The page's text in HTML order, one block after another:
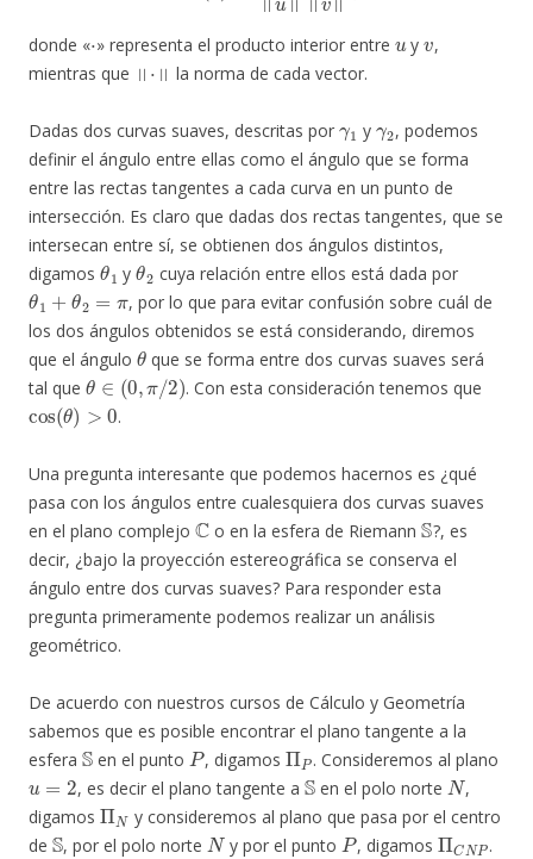
donde « » representa el producto interior entre y ,
mientras que
‖⋅‖
la norma de cada vector.
Dadas dos curvas suaves, descritas por y
, podemos
definir el ángulo entre ellas como el ángulo que se forma
entre las rectas tangentes a cada curva en un punto de
intersección. Es claro que dadas dos rectas tangentes, que se
intersecan entre sí, se obtienen dos ángulos distintos,
digamos
θ 1
y
θ2
cuya relación entre ellos está dada por
θ1+θ2= π
, por lo que para evitar confusión sobre cuál de
los dos ángulos obtenidos se está considerando, diremos
que el ángulo
θ
que se forma entre dos curvas suaves será
tal que
θ∈(0,π /2)
. Con esta consideración tenemos que
cos(θ) > 0
.
Una pregunta interesante que podemos hacernos es ¿qué
pasa con los ángulos entre cualesquiera dos curvas suaves
en el plano complejo
C
o en la esfera de Riemann
S
?, es
decir, ¿bajo la proyección estereográfica se conserva el
ángulo entre dos curvas suaves? Para responder esta
pregunta primeramente podemos realizar un análisis
geométrico.
De acuerdo con nuestros cursos de Cálculo y Geometría
sabemos que es posible encontrar el plano tangente a la
esfera
S
en el punto
P
, digamos
ΠP
. Consideremos al plano
u=2
, es decir el plano tangente a
S
en el polo norte
N
,
digamos
ΠN
y consideremos al plano que pasa por el centro
de
S
, por el polo norte
N
y por el punto
P
, digamos
ΠCNP
.